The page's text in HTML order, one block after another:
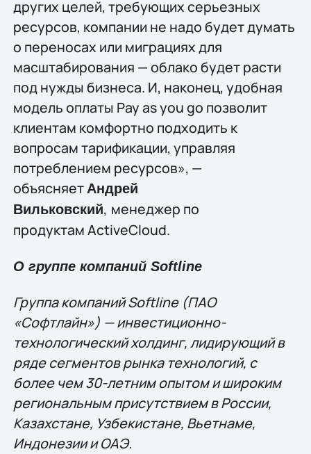
других целей, требующих серьезных
ресурсов, компании не надо будет думать
о переносах или миграциях для
масштабирования — облако будет расти
под нужды бизнеса. И, наконец, удобная
модель оплаты Pay as you go позволит
клиентам комфортно подходить к
вопросам тарификации, управляя
потреблением ресурсов», —
объясняет Андрей
Вильковский, менеджер по
продуктам ActiveCloud.
О группе компаний Softline
Группа компаний Softline (ПАО
«Софтлайн») — инвестиционно-
технологический холдинг, лидирующий в
ряде сегментов рынка технологий, c
более чем 30-летним опытом и широким
региональным присутствием в России,
Казахстане, Узбекистане, Вьетнаме,
Индонезии и ОАЭ.